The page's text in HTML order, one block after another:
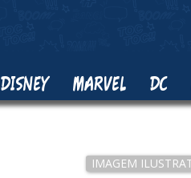
DISNEY MARVEL DC